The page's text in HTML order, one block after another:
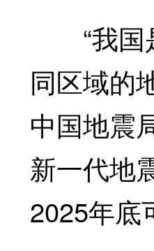
“我国
同区域的
中国地震
新一代地
2025年底